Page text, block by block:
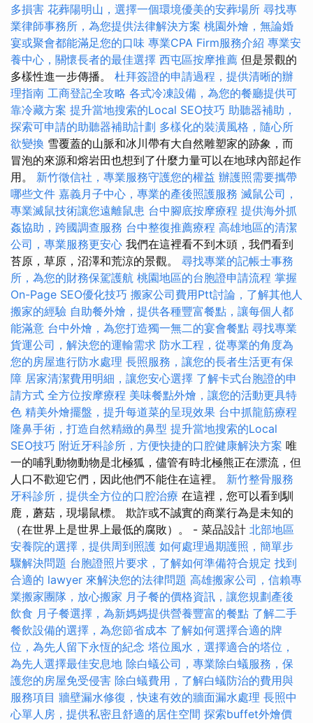
多損害 花葬陽明山，選擇一個環境優美的安葬場所 尋找專
業律師事務所，為您提供法律解決方案 桃園外燴，無論婚
宴或聚會都能滿足您的口味 專業CPA Firm服務介紹 專業安
養中心，關懷長者的最佳選擇 西屯區按摩推薦 但是景觀的
多樣性進一步傳播。 杜拜簽證的申請過程，提供清晰的辦
理指南 工商登記全攻略 各式冷凍設備，為您的餐廳提供可
靠冷藏方案 提升當地搜索的Local SEO技巧 助聽器補助，
探索可申請的助聽器補助計劃 多樣化的裝潢風格，隨心所
欲變換 雪覆蓋的山脈和冰川帶有大自然雕塑家的跡象，而
冒泡的來源和熔岩田也想到了什麼力量可以在地球內部起作
用。 新竹徵信社，專業服務守護您的權益 辦護照需要攜帶
哪些文件 嘉義月子中心，專業的產後照護服務 滅鼠公司，
專業滅鼠技術讓您遠離鼠患 台中腳底按摩療程 提供海外抓
姦協助，跨國調查服務 台中整復推薦療程 高雄地區的清潔
公司，專業服務更安心 我們在這裡看不到木頭，我們看到
苔原，草原，沼澤和荒涼的景觀。 尋找專業的記帳士事務
所，為您的財務保駕護航 桃園地區的台胞證申請流程 掌握
On-Page SEO優化技巧 搬家公司費用Ptt討論，了解其他人
搬家的經驗 自助餐外燴，提供各種豐富餐點，讓每個人都
能滿意 台中外燴，為您打造獨一無二的宴會餐點 尋找專業
貨運公司，解決您的運輸需求 防水工程，從專業的角度為
您的房屋進行防水處理 長照服務，讓您的長者生活更有保
障 居家清潔費用明細，讓您安心選擇 了解卡式台胞證的申
請方式 全方位按摩療程 美味餐點外燴，讓您的活動更具特
色 精美外燴擺盤，提升每道菜的呈現效果 台中抓龍筋療程
隆鼻手術，打造自然精緻的鼻型 提升當地搜索的Local
SEO技巧 附近牙科診所，方便快捷的口腔健康解決方案 唯
一的哺乳動物動物是北極狐，儘管有時北極熊正在漂流，但
人口不歡迎它們，因此他們不能住在這裡。 新竹整骨服務
牙科診所，提供全方位的口腔治療 在這裡，您可以看到馴
鹿，蘑菇，現場鼠標。 欺詐或不誠實的商業行為是未知的
（在世界上是世界上最低的腐敗）。 - 菜品設計 北部地區
安養院的選擇，提供周到照護 如何處理過期護照，簡單步
驟解決問題 台胞證照片要求，了解如何準備符合規定 找到
合適的 lawyer 來解決您的法律問題 高雄搬家公司，信賴專
業搬家團隊，放心搬家 月子餐的價格資訊，讓您規劃產後
飲食 月子餐選擇，為新媽媽提供營養豐富的餐點 了解二手
餐飲設備的選擇，為您節省成本 了解如何選擇合適的牌
位，為先人留下永恆的紀念 塔位風水，選擇適合的塔位，
為先人選擇最佳安息地 除白蟻公司，專業除白蟻服務，保
護您的房屋免受侵害 除白蟻費用，了解白蟻防治的費用與
服務項目 牆壁漏水修復，快速有效的牆面漏水處理 長照中
心單人房，提供私密且舒適的居住空間 探索buffet外燴價